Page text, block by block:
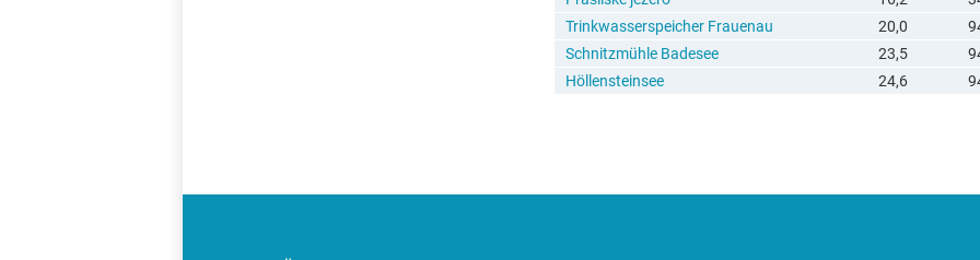
Trinkwasserspeicher Frauenau
20,0
Schnitzmühle Badesee
23,5
Höllensteinsee
24,6